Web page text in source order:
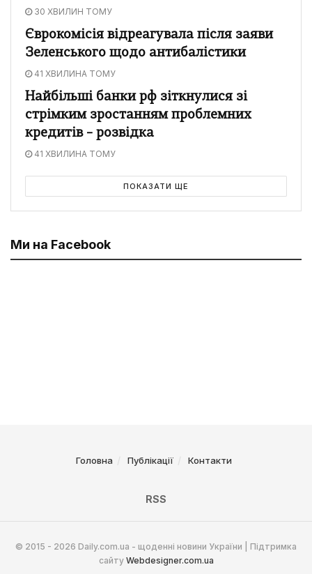
30 ХВИЛИН ТОМУ
Єврокомісія відреагувала після заяви
Зеленського щодо антибалістики
41 ХВИЛИНА ТОМУ
Найбільші банки рф зіткнулися зі
стрімким зростанням проблемних
кредитів – розвідка
41 ХВИЛИНА ТОМУ
ПОКАЗАТИ ЩЕ
Ми на Facebook
Головна Публікації Контакти
RSS
© 2015 - 2026 Daily.com.ua - щоденні новини України | Підтримка
сайту Webdesigner.com.ua